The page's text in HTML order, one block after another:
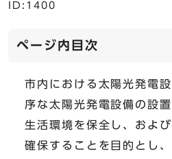
ID:1400
ページ内目次
市内における太陽光発電
序な太陽光発電設備の設
生活環境を保全し、およ
確保することを目的とし